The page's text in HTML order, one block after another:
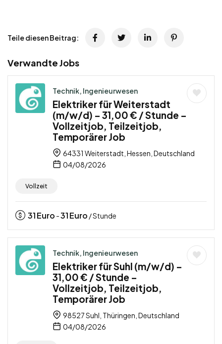
Teile diesen Beitrag:
Verwandte Jobs
Technik, Ingenieurwesen
Elektriker für Weiterstadt
(m/w/d) – 31,00 € / Stunde –
Vollzeitjob, Teilzeitjob,
Temporärer Job
64331 Weiterstadt, Hessen, Deutschland
04/08/2026
Vollzeit
31Euro -31Euro / Stunde
Technik, Ingenieurwesen
Elektriker für Suhl (m/w/d) –
31,00 € / Stunde –
Vollzeitjob, Teilzeitjob,
Temporärer Job
98527 Suhl, Thüringen, Deutschland
04/08/2026